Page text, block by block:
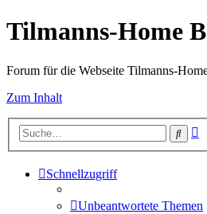
Tilmanns-Home
Forum für die Webseite Tilmanns-
Zum Inhalt
Suche
Schnellzugriff
Unbeantwortete Themen